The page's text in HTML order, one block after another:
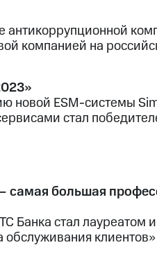
антикоррупционной
компанией на
новой ESM-системы
стал
самая большая
Банка стал